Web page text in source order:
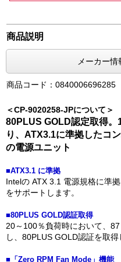
商品説明
メーカー情
商品コード：0840006696285
＜CP-9020258-JPについて＞
80PLUS GOLD認定取得
り、ATX3.1に準拠したコ
の電源ユニット
■ATX3.1 に準拠
Intelの ATX 3.1 電源規格に準
をサポートします。
■80PLUS GOLD認証取得
20～100％負荷時において、
し、80PLUS GOLD認証を取得
■「Zero RPM Fan Mode」機能